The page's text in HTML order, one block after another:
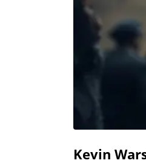
Solana
Ripple
Kevin